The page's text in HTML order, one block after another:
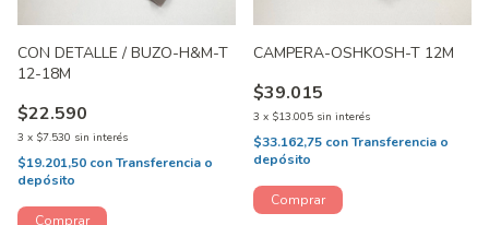
CON DETALLE / BUZO-H&M-T
12-18M
$22.590
3 x $7.530 sin interés
$19.201,50 conTransferencia o
depósito
CAMPERA-OSHKOSH-T 12M
$39.015
3 x $13.005 sin interés
$33.162,75 conTransferencia o
depósito